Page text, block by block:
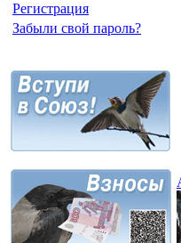
Регистрация
Забыли свой пароль?